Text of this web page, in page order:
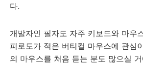
다.
개발자인 필자도 자주 키보드와 마우
피로도가 적은 버티컬 마우스에 관심
의 마우스를 처음 듣는 분도 많으실